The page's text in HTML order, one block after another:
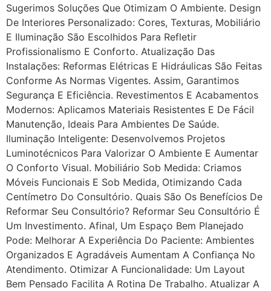
Sugerimos Soluções Que Otimizam O Ambiente. Design
De Interiores Personalizado: Cores, Texturas, Mobiliário
E Iluminação São Escolhidos Para Refletir
Profissionalismo E Conforto. Atualização Das
Instalações: Reformas Elétricas E Hidráulicas São Feitas
Conforme As Normas Vigentes. Assim, Garantimos
Segurança E Eficiência. Revestimentos E Acabamentos
Modernos: Aplicamos Materiais Resistentes E De Fácil
Manutenção, Ideais Para Ambientes De Saúde.
Iluminação Inteligente: Desenvolvemos Projetos
Luminotécnicos Para Valorizar O Ambiente E Aumentar
O Conforto Visual. Mobiliário Sob Medida: Criamos
Móveis Funcionais E Sob Medida, Otimizando Cada
Centímetro Do Consultório. Quais São Os Benefícios De
Reformar Seu Consultório? Reformar Seu Consultório É
Um Investimento. Afinal, Um Espaço Bem Planejado
Pode: Melhorar A Experiência Do Paciente: Ambientes
Organizados E Agradáveis Aumentam A Confiança No
Atendimento. Otimizar A Funcionalidade: Um Layout
Bem Pensado Facilita A Rotina De Trabalho. Atualizar A